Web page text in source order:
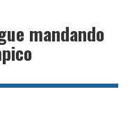
mandando